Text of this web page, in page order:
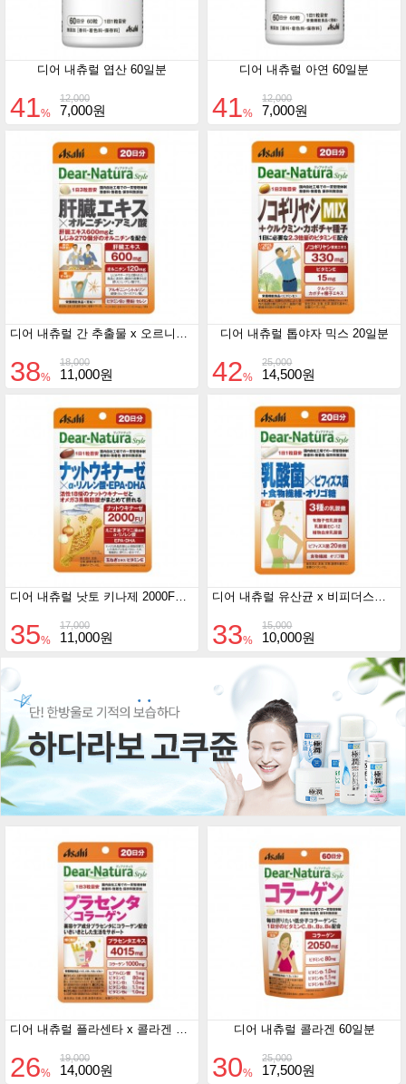
디어 내츄럴 엽산 60일분
12,000
41% 7,000원
디어 내츄럴 아연 60일분
12,000
41% 7,000원
18,000
38% 11,000원
디어 내츄럴 톱야자 믹스 20일분
25,000
42% 14,500원
디어 내츄럴 낫토 키나제 2000FU 20일분
17,000
35% 11,000원
디어 내츄럴 유산균 x 비피더스균 x 식이섬유 . 올리고당 20일분
15,000
33% 10,000원
19,000
26% 14,000원
디어 내츄럴 콜라겐 60일분
25,000
30% 17,500원